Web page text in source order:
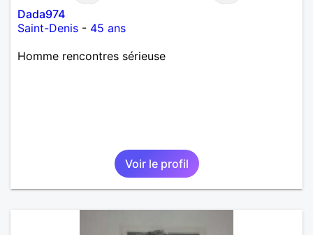
Dada974
Saint-Denis - 45 ans
Homme rencontres sérieuse
Voir le profil